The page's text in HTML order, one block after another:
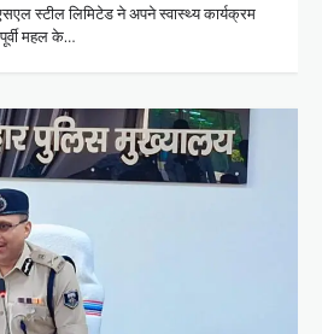
स्टील लिमिटेड ने अपने स्वास्थ्य कार्यक्रम
महल के…